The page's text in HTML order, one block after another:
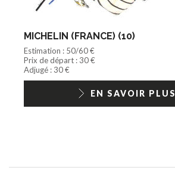
MICHELIN (FRANCE) (10)
Estimation : 50/60 €
Prix de départ : 30 €
Adjugé : 30 €
EN SAVOIR PLUS